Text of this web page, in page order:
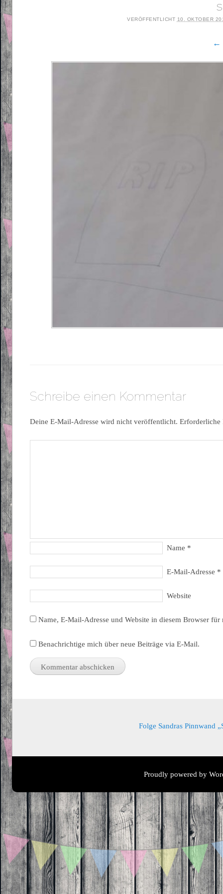
VERÖFFENTLICHT 10. OKTOBER
←
Schreibe einen Kommentar
Deine E-Mail-Adresse wird nicht veröffentlicht.
Name *
E-Mail-Adresse *
Website
Name, E-Mail-Adresse und Website in diesem Browser
Benachrichtige mich über neue Beiträge via E-Mail.
Folge Sandras Pinnwand
Proudly powered by